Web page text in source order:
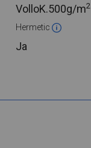
VolloK.500g/m2
Hermetic
Ja